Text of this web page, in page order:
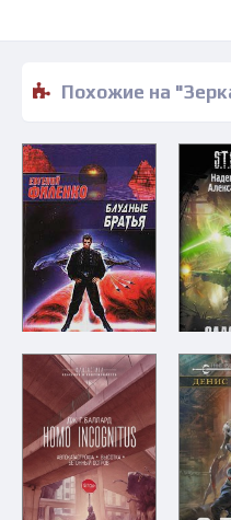
Похожие на "Зеркало Иблиса - Виктор Бурцев"